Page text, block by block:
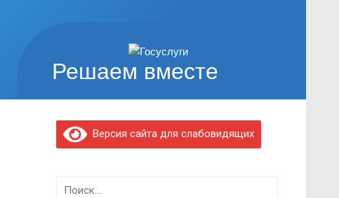
Решаем вместе
Версия сайта для слабовидящих
Найти: